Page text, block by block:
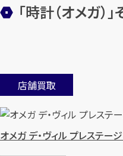
「時計（オメガ
店舗買取
オメガ デ・ヴィル プレステ